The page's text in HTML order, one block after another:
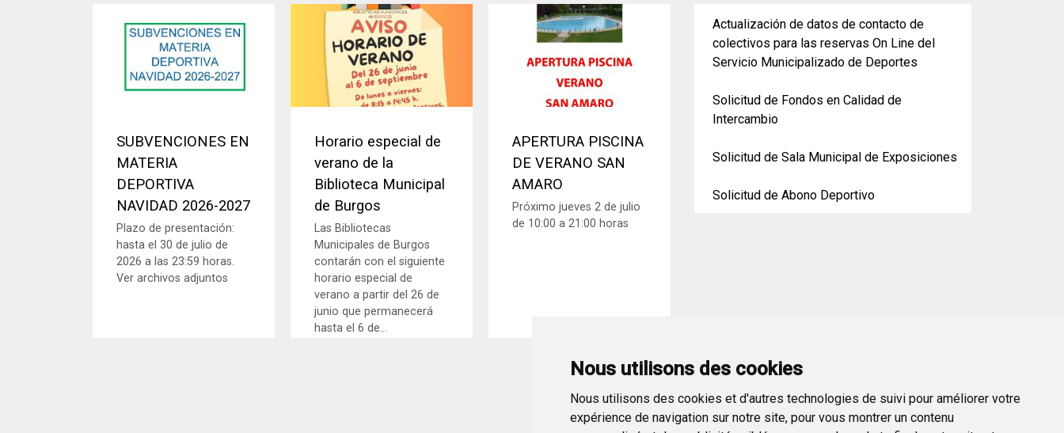
Nous utilisons des cookies
Nous utilisons des cookies et d'autres technologies de suivi pour améliorer votre
expérience de navigation sur notre site, pour vous montrer un contenu
SUBVENCIONES EN
MATERIA
DEPORTIVA
NAVIDAD 2026-2027
Plazo de presentación:
hasta el 30 de julio de
2026 a las 23:59 horas.
Ver archivos adjuntos
Horario especial de
verano de la
Biblioteca Municipal
de Burgos
Las Bibliotecas
Municipales de Burgos
contarán con el siguiente
horario especial de
verano a partir del 26 de
junio que permanecerá
hasta el 6 de...
APERTURA PISCINA
DE VERANO SAN
AMARO
Próximo jueves 2 de julio
de 10:00 a 21:00 horas
Actualización de datos de contacto de
colectivos para las reservas On Line del
Servicio Municipalizado de Deportes
Solicitud de Fondos en Calidad de
Intercambio
Solicitud de Sala Municipal de Exposiciones
Solicitud de Abono Deportivo